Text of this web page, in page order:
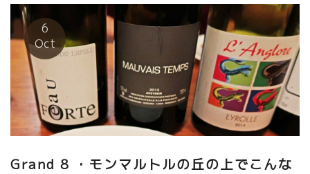
地区のワインの特徴はラングドックとは思えない、綺麗な酸。 熟
度は高く、アルコール度数もあるのに酸があるのだ。 ソーヴィニ
ョンはプレスの最初、中間、最後と3つ分けて醸造。最初のプレス
は14.5度で柑橘系。中間は14.5度で洋ナシ系。最後のプレスは15
度で洋ナシ系だが酸も強い。 これらがブレンドされゴエロンとな
る。 ソーヴィニョンの15日間マセシオンはエキゾチックな味わ
い。 ロゼのランディにはグルナッシュメインにサンソー、シラー
のプレスジュースがブレンド。 素晴らしい活き活きしてアロマテ
イックな出来。 ヴォアラのシラはジューシー！なんでシラがこん
リエはシラ・グルナッシュ・サンソー、熟度高く、しっかりとし
6
Oct
Grand 8 ・モンマルトルの丘の上でこんな